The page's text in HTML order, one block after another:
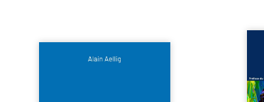
Et si le naufrage n’avait pas
La
de